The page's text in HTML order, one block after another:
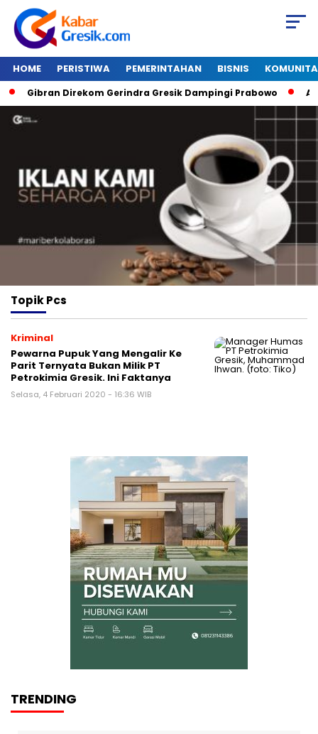
HOME PERISTIWA PEMERINTAHAN BISNIS
Gibran Direkom Gerindra Gresik Dampingi Prabowo
TopikPcs
Kriminal
Pewarna Pupuk Yang Mengalir Ke
Parit Ternyata Bukan Milik PT
Petrokimia Gresik. Ini Faktanya
Selasa, 4 Februari 2020 - 16:36 WIB
TRENDING